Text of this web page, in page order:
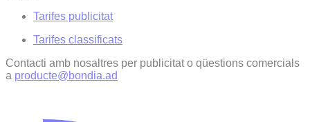
Tarifes publicitat
Tarifes classificats
Contacti amb nosaltres per publicitat o qüestions comercials
a producte@bondia.ad